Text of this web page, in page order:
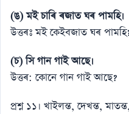
(ঙ) মই চাৰি ৰজাত ঘৰ পামহি।
উত্তৰঃ মই কেইবজাত ঘৰ
(চ) সি গান গাই আছে।
উত্তৰ: কোনে গান গাই আছে?
প্রশ্ন ১১। খাইলন্ত, দেখন্ত,